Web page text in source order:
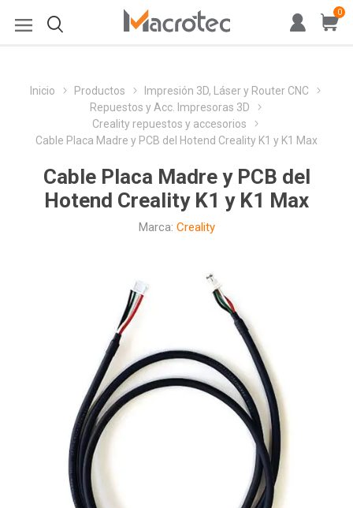
0
Inicio Productos
Impresión 3D, Láser y Router CNC
Repuestos y Acc. Impresoras 3D
Creality repuestos y accesorios
Cable Placa Madre y PCB del Hotend Creality K1 y K1 Max
Cable Placa Madre y PCB del
Hotend Creality K1 y K1 Max
Marca: Creality